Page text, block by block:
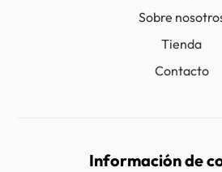
Sobre
Tienda
Contacto
Información de